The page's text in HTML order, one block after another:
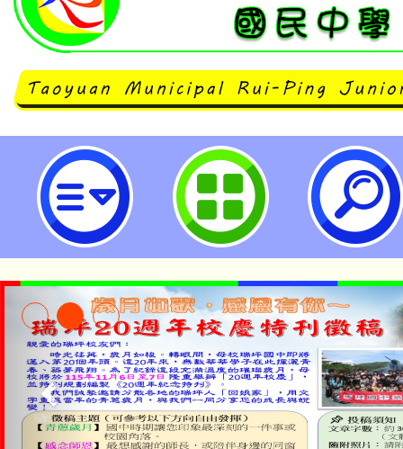
有關教育部函以公立高級中等以下
現職教師，職前曾任公立幼兒（稚
服務成績優良者，得否提出重行敘
瑞坪國民中學
淨零綠生活教案入校路